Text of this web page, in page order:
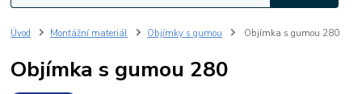
Úvod Montážní materiál Objímky s gumou Objímka s gumou 280
Objímka s gumou 280